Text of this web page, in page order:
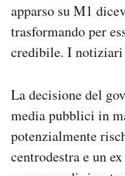
apparso su M1
trasformando per
credibile. I notiziari
La decisione del
media pubblici in
potenzialmente
centrodestra e un